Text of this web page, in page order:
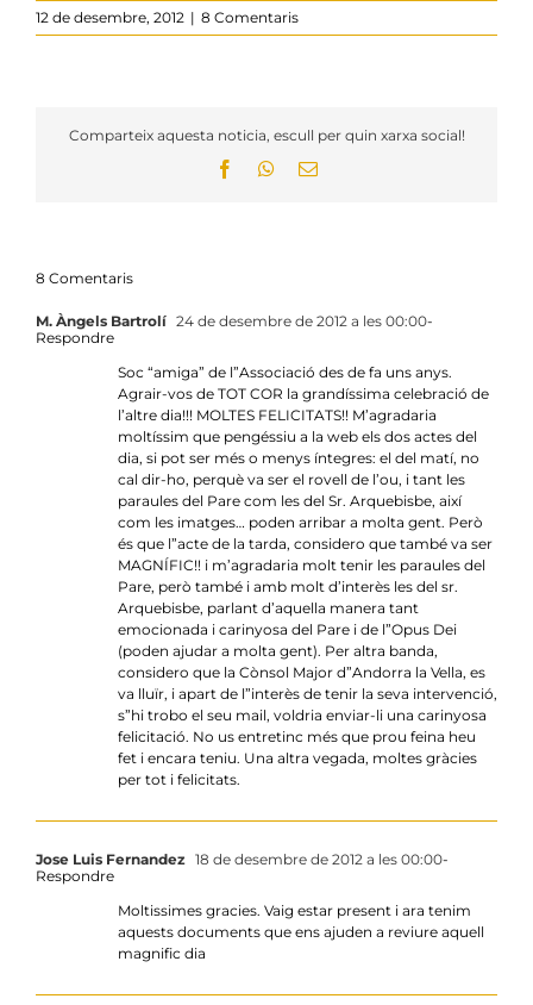
12 de desembre, 2012 | 8 Comentaris
Comparteix aquesta noticia, escull per quin xarxa social!
FacebookWhatsApp
Email:
8 Comentaris
M. Àngels Bartrolí 24 de desembre de 2012 a les 00:00-
Respondre
Soc “amiga” de l”Associació des de fa uns anys.
Agrair-vos de TOT COR la grandíssima celebració de
l’altre dia!!! MOLTES FELICITATS!! M’agradaria
moltíssim que pengéssiu a la web els dos actes del
dia, si pot ser més o menys íntegres: el del matí, no
cal dir-ho, perquè va ser el rovell de l’ou, i tant les
paraules del Pare com les del Sr. Arquebisbe, així
com les imatges… poden arribar a molta gent. Però
és que l”acte de la tarda, considero que també va ser
MAGNÍFIC!! i m’agradaria molt tenir les paraules del
Pare, però també i amb molt d’interès les del sr.
Arquebisbe, parlant d’aquella manera tant
emocionada i carinyosa del Pare i de l”Opus Dei
(poden ajudar a molta gent). Per altra banda,
considero que la Cònsol Major d”Andorra la Vella, es
va lluïr, i apart de l”interès de tenir la seva intervenció,
s”hi trobo el seu mail, voldria enviar-li una carinyosa
felicitació. No us entretinc més que prou feina heu
fet i encara teniu. Una altra vegada, moltes gràcies
per tot i felicitats.
Jose Luis Fernandez 18 de desembre de 2012 a les 00:00-
Respondre
Moltissimes gracies. Vaig estar present i ara tenim
aquests documents que ens ajuden a reviure aquell
magnific dia